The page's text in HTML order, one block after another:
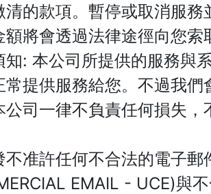
清的款項。暫停或取消服
額將會透過法律途徑向您索
知: 本公司所提供的服務與
常提供服務給您。不過我
公司一律不負責任何損失
不准許任何不合法的電子
EMAIL - UCE)與